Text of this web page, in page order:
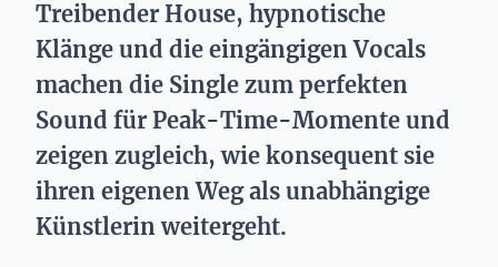
Treibender House, hypnotische
Klänge und die eingängigen Vocals
machen die Single zum perfekten
Sound für Peak-Time-Momente und
zeigen zugleich, wie konsequent sie
ihren eigenen Weg als unabhängige
Künstlerin weitergeht.